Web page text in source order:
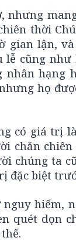
thời
gian lận,
cũng
hạng
họ
có giá trị
chăn
chúng ta
đặc biệt
hiểm,
quét dọn